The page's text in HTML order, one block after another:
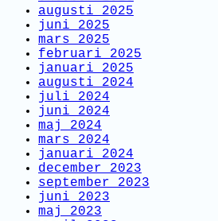
augusti 2025
juni 2025
mars 2025
februari 2025
januari 2025
augusti 2024
juli 2024
juni 2024
maj 2024
mars 2024
januari 2024
december 2023
september 2023
juni 2023
maj 2023